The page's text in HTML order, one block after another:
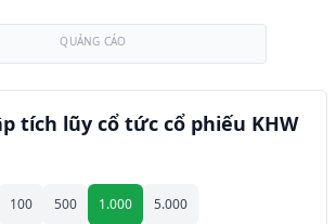
QUẢNG CÁO
tích lũy cổ tức cổ phiếu KHW
100 500 1.000 5.000